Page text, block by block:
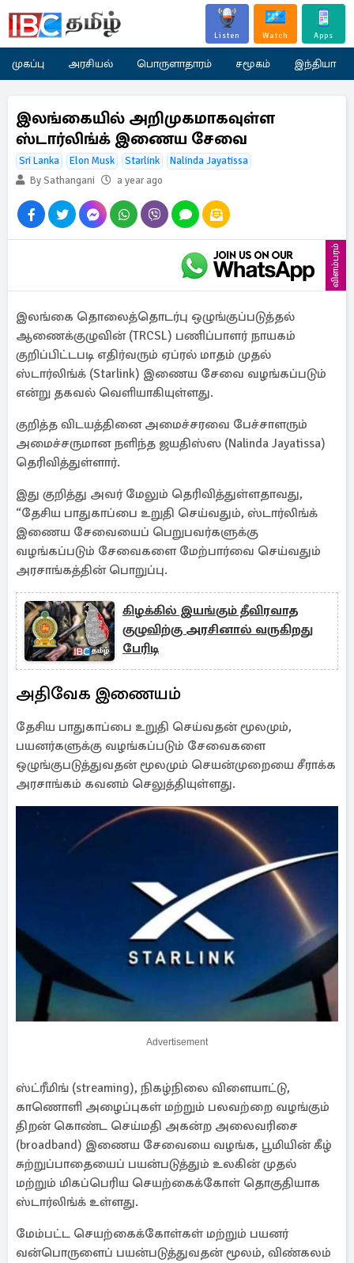
Listen Watch Apps
முகப்பு அரசியல் பொருளாதாரம் சமூகம் இந்தியா
இலங்கையில் அறிமுகமாகவுள்ள
ஸ்டார்லிங்க் இணைய சேவை
Sri Lanka Elon Musk Starlink
Nalinda Jayatissa
By Sathangani
a year ago
விளம்பரம்
இலங்கை தொலைத்தொடர்பு ஒழுங்குப்படுத்தல்
ஆணைக்குழுவின் (TRCSL) பணிப்பாளர் நாயகம்
குறிப்பிட்டபடி எதிர்வரும் ஏப்ரல் மாதம் முதல்
ஸ்டார்லிங்க் (Starlink) இணைய சேவை வழங்கப்படும்
என்று தகவல் வெளியாகியுள்ளது.
குறித்த விடயத்தினை அமைச்சரவை பேச்சாளரும்
அமைச்சருமான நளிந்த ஜயதிஸ்ஸ (Nalinda Jayatissa)
தெரிவித்துள்ளார்.
இது குறித்து அவர் மேலும் தெரிவித்துள்ளதாவது,
“தேசிய பாதுகாப்பை உறுதி செய்வதும், ஸ்டார்லிங்க்
இணைய சேவையைப் பெறுபவர்களுக்கு
வழங்கப்படும் சேவைகளை மேற்பார்வை செய்வதும்
அரசாங்கத்தின் பொறுப்பு.
கிழக்கில் இயங்கும் தீவிரவாத
குழுவிற்கு அரசினால் வருகிறது
பேரிடி
அதிவேக இணையம்
தேசிய பாதுகாப்பை உறுதி செய்வதன் மூலமும்,
பயனர்களுக்கு வழங்கப்படும் சேவைகளை
ஒழுங்குபடுத்துவதன் மூலமும் செயன்முறையை சீராக்க
அரசாங்கம் கவனம் செலுத்தியுள்ளது.
Advertisement
ஸ்ட்ரீமிங் (streaming), நிகழ்நிலை விளையாட்டு,
காணொளி அழைப்புகள் மற்றும் பலவற்றை வழங்கும்
திறன் கொண்ட செய்மதி அகன்ற அலைவரிசை
(broadband) இணைய சேவையை வழங்க, பூமியின் கீழ்
சுற்றுப்பாதையைப் பயன்படுத்தும் உலகின் முதல்
மற்றும் மிகப்பெரிய செயற்கைக்கோள் தொகுதியாக
ஸ்டார்லிங்க் உள்ளது.
மேம்பட்ட செயற்கைக்கோள்கள் மற்றும் பயனர்
வன்பொருளைப் பயன்படுத்துவதன் மூலம், விண்கலம்